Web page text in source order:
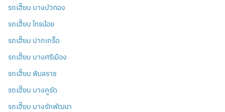
รถเฮี๊ยบ บางบัวทอง
รถเฮี๊ยบ ไทรน้อย
รถเฮี๊ยบ ปากเกร็ด
รถเฮี๊ยบ บางศรีเมือง
รถเฮี๊ยบ พิมลราช
รถเฮี๊ยบ บางคูรัด
รถเฮี๊ยบ บางรักพัฒนา